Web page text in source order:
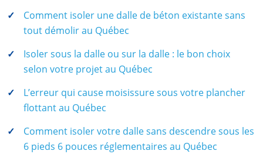
Comment isoler une dalle de béton existante sans
tout démolir au Québec
Isoler sous la dalle ou sur la dalle : le bon choix
selon votre projet au Québec
L’erreur qui cause moisissure sous votre plancher
flottant au Québec
Comment isoler votre dalle sans descendre sous les
6 pieds 6 pouces réglementaires au Québec